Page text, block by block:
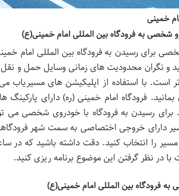
خمینی
شخصی به فرودگاه بین المللی امام خمینی(ع)
برای رسیدن به فرودگاه بین المللی امام
و نگران محدودیت های زمانی وسایل حمل و
با استفاده از اپلیکیشن های مسیریاب می
فرودگاه امام خمینی (ره) دارای
رسیدن به فرودگاه با خودروی شخصی می
دارای خروجی اختصاصی به سمت شهر
مسیر را انتخاب کنید. دقت داشته باشید که در
با در نظر گرفتن این موضوع برنامه ریزی کنید.
فرودگاه بین المللی امام خمینی(ع)